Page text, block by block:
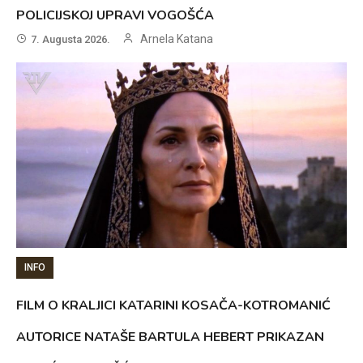
POLICIJSKOJ UPRAVI VOGOŠĆA
7. Augusta 2026. Arnela Katana
INFO
FILM O KRALJICI KATARINI KOSAČA-KOTROMANIĆ
AUTORICE NATAŠE BARTULA HEBERT PRIKAZAN